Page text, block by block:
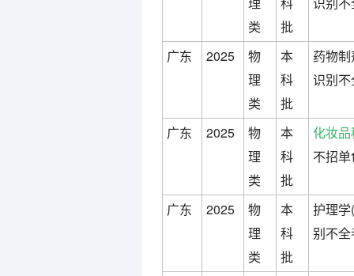
类
批
广东 2025
物
理
类
本
科
批
药物
识别
广东 2025
物
理
类
本
科
批
化妆
不招
广东 2025
物
理
类
本
科
批
护理
别不